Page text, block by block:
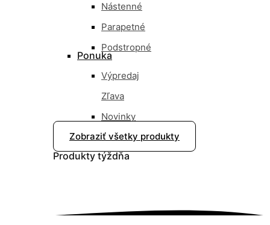
Nástenné
Parapetné
Podstropné
Ponuka
Výpredaj
Zľava
Novinky
Nové
Zobraziť všetky produkty
Produkty týždňa